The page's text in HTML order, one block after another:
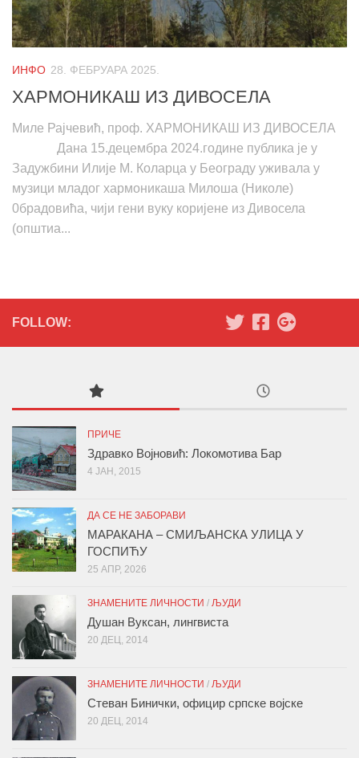
ИНФО 28. ФЕБРУАРА 2025.
ХАРМОНИКАШ ИЗ ДИВОСЕЛА
Миле Рајчевић, проф. ХАРМОНИКАШ ИЗ ДИВОСЕЛА
Дана 15.децембра 2024.године публика је у
Задужбини Илије М. Коларца у Београду уживала у
музици младог хармоникаша Милоша (Николе)
0брадовића, чији гени вуку коријене из Дивосела
(општиа...
FOLLOW:
ПРИЧЕ
Здравко Војновић: Локомотива Бар
4 ЈАН, 2015
ДА СЕ НЕ ЗАБОРАВИ
МАРАКАНА – СМИЉАНСКА УЛИЦА У
ГОСПИЋУ
25 АПР, 2026
ЗНАМЕНИТЕ ЛИЧНОСТИ / ЉУДИ
Душан Вуксан, лингвиста
20 ДЕЦ, 2014
ЗНАМЕНИТЕ ЛИЧНОСТИ / ЉУДИ
Стеван Бинички, официр српске војске
20 ДЕЦ, 2014